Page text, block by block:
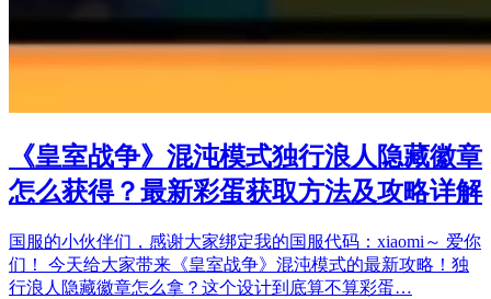
《皇室战争》混沌模式独行浪人隐藏徽章
怎么获得？最新彩蛋获取方法及攻略详解
国服的小伙伴们，感谢大家绑定我的国服代码：xiaomi～ 爱你
们！ 今天给大家带来《皇室战争》混沌模式的最新攻略！独
行浪人隐藏徽章怎么拿？这个设计到底算不算彩蛋…